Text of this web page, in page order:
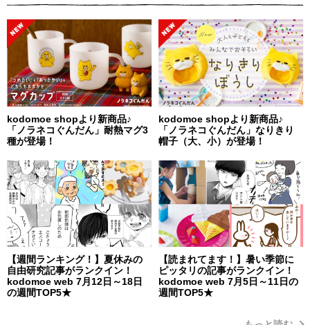
kodomoe shopより新商品♪
「ノラネコぐんだん」耐熱マグ3
種が登場！
kodomoe shopより新商品♪
「ノラネコぐんだん」なりきり
帽子（大、小）が登場！
【週間ランキング！】夏休みの
自由研究記事がランクイン！
kodomoe web 7月12日～18日
の週間TOP5★
【読まれてます！】暑い季節に
ピッタリの記事がランクイン！
kodomoe web 7月5日～11日の
週間TOP5★